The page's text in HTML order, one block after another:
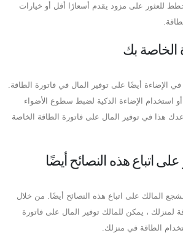
للعثور على مزود يقدم أسعارًا أقل أو خيارات
الخاصة بك
الإضاءة أيضًا على توفير المال في فاتورة الطاقة.
أو استخدام الإضاءة الذكية لضبط سطوع الأضواء
هذا في توفير المال على فاتورة الطاقة الخاصة
اتباع هذه النصائح أيضًا
المالك على اتباع هذه النصائح أيضًا. من خلال
لمنزلك ، يمكن للمالك توفير المال على فاتورة
الطاقة في منزلك.